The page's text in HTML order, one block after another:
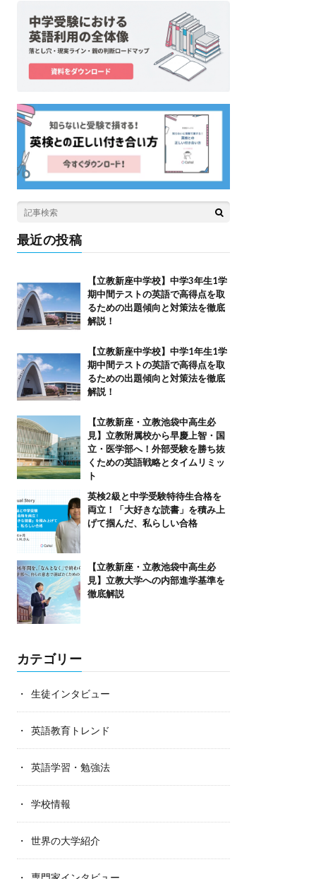
最近の投稿
【立教新座中学校】中学3年生1学
期中間テストの英語で高得点を取
るための出題傾向と対策法を徹底
解説！
【立教新座中学校】中学1年生1学
期中間テストの英語で高得点を取
るための出題傾向と対策法を徹底
解説！
【立教新座・立教池袋中高生必
見】立教附属校から早慶上智・国
立・医学部へ！外部受験を勝ち抜
くための英語戦略とタイムリミッ
ト
英検2級と中学受験特待生合格を
両立！「大好きな読書」を積み上
げて掴んだ、私らしい合格
【立教新座・立教池袋中高生必
見】立教大学への内部進学基準を
徹底解説
カテゴリー
生徒インタビュー
英語教育トレンド
英語学習・勉強法
学校情報
世界の大学紹介